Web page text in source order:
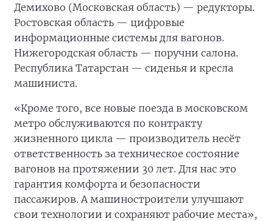
Демихово (Московская область) — редукторы.
Ростовская область — цифровые
информационные системы для вагонов.
Нижегородская область — поручни салона.
Республика Татарстан — сиденья и кресла
машиниста.
«Кроме того, все новые поезда в московском
метро обслуживаются по контракту
жизненного цикла — производитель несёт
ответственность за техническое состояние
вагонов на протяжении 30 лет. Для нас это
гарантия комфорта и безопасности
пассажиров. А машиностроители улучшают
свои технологии и сохраняют рабочие места»,